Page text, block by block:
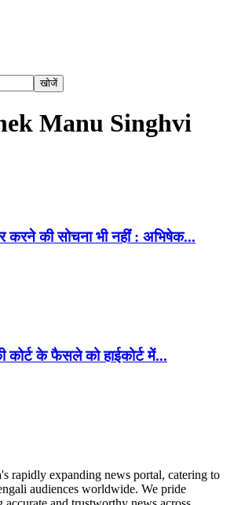
Manu Singhvi
करने की सोचना भी नहींं : अभिषेक...
कोर्ट के फैसले को हाईकोर्ट में...
rapidly expanding news portal, catering to
audiences worldwide. We pride